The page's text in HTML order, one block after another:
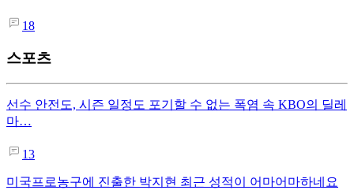
18
스포츠
선수 안전도, 시즌 일정도 포기할 수 없는 폭염 속 KBO의 딜레
마…
13
미국프로농구에 진출한 박지현 최근 성적이 어마어마하네요